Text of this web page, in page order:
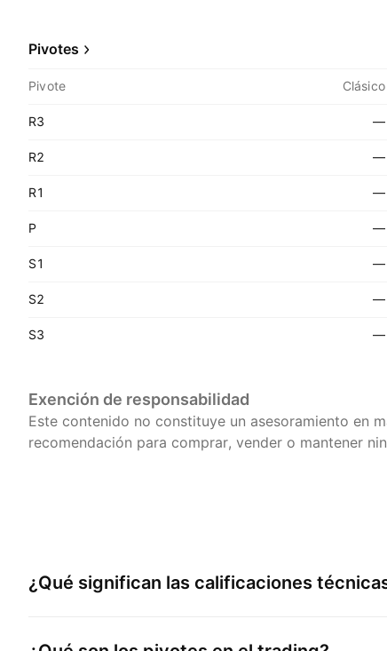
Pivotes
Pivote Clásico
R3 —
R2 —
R1 —
P —
S1 —
S2 —
S3 —
Exención de responsabilidad
Este contenido no constituye un asesoramiento en
recomendación para comprar, vender o mantener
¿Qué significan las calificaciones